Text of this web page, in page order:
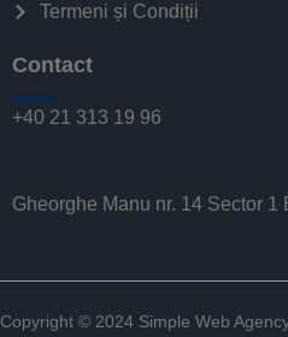
Termeni și Condiții
Contact
+40 21 313 19 96
Gheorghe Manu nr. 14 Sector 1
Copyright © 2024 Simple Web Agency